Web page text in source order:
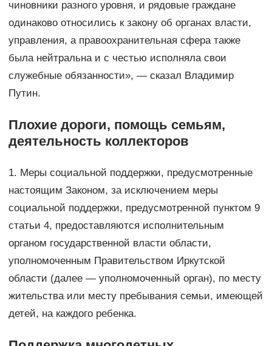
чиновники разного уровня, и рядовые граждане
одинаково относились к закону об органах власти,
управления, а правоохранительная сфера также
была нейтральна и с честью исполняла свои
служебные обязанности», — сказал Владимир
Путин.
Плохие дороги, помощь семьям,
деятельность коллекторов
1. Меры социальной поддержки, предусмотренные
настоящим Законом, за исключением меры
социальной поддержки, предусмотренной пунктом 9
статьи 4, предоставляются исполнительным
органом государственной власти области,
уполномоченным Правительством Иркутской
области (далее — уполномоченный орган), по месту
жительства или месту пребывания семьи, имеющей
детей, на каждого ребенка.